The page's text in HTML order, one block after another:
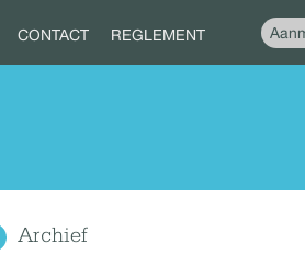
CONTACT REGLEMENT
Archief